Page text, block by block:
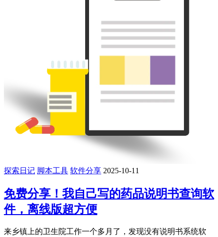
探索日记 脚本工具 软件分享 2025-10-11
免费分享！我自己写的药品说明书查询软
件，离线版超方便
来乡镇上的卫生院工作一个多月了，发现没有说明书系统软